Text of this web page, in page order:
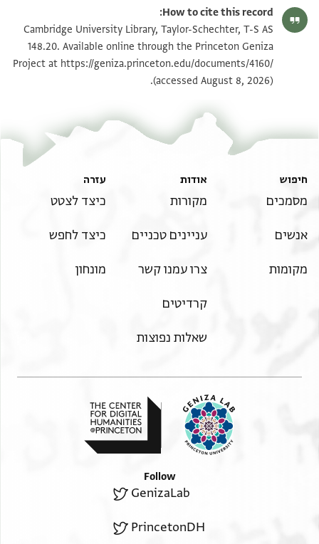
S. D. Goitein's unpublished edition (1950–85).
אלממלוך יקבל אלארץ בין ידין חצרה
סיידנא אלרייס ירהו וינהי אנה סמע
באנה קד ולף מסכת חולין ערביה וטלבה
מן בעץ אלגמאעה אן ינסכהא
T-S AS 148.20 1v
תנאי היתר שימוש בתצלום
How to cite this record:
Cambridge University Library, Taylor-Schechter, T-S AS
148.20. Available online through the Princeton Geniza
Project athttps://geniza.princeton.edu/documents/4160/
(accessed August 8, 2026).
חיפוש
מסמכים
אנשים
מקומות
אודות
מקורות
עניינים טכניים
צרו עמנו קשר
קרדיטים
שאלות נפוצות
עזרה
כיצד לצטט
כיצד לחפש
מונחון
Follow
GenizaLab
PrincetonDH